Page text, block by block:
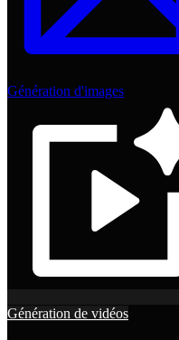
Génération d'images
Génération de vidéos